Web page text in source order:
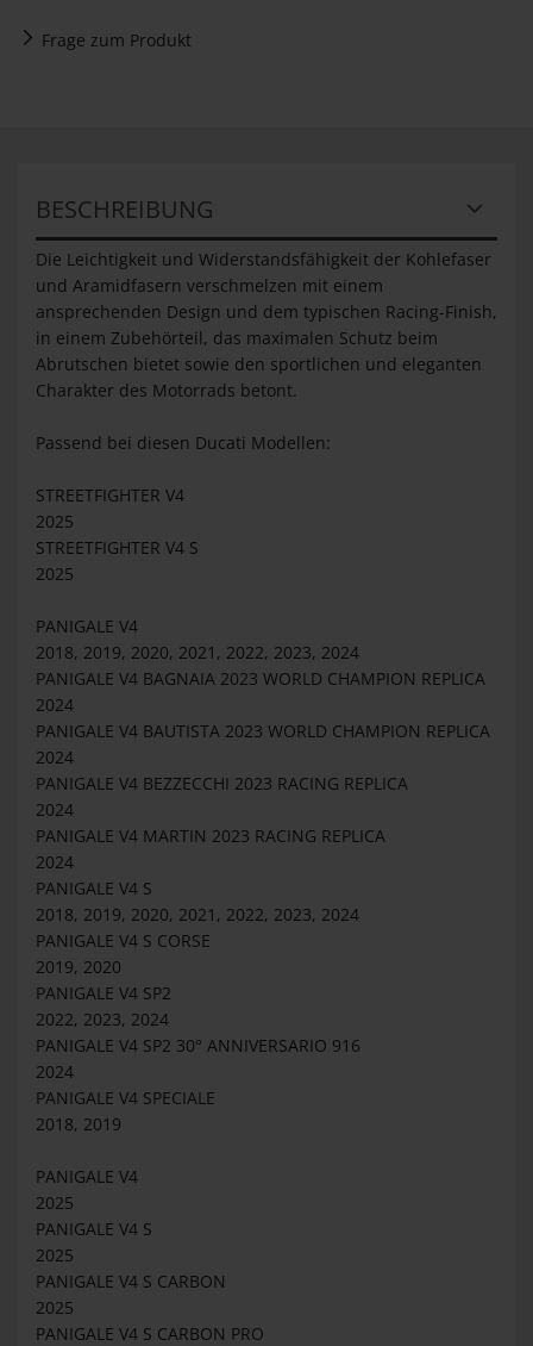
Frage zum Produkt
BESCHREIBUNG
Die Leichtigkeit und Widerstandsfähigkeit der Kohlefaser
und Aramidfasern verschmelzen mit einem
ansprechenden Design und dem typischen Racing-Finish,
in einem Zubehörteil, das maximalen Schutz beim
Abrutschen bietet sowie den sportlichen und eleganten
Charakter des Motorrads betont.
Passend bei diesen Ducati Modellen:
STREETFIGHTER V4
2025
STREETFIGHTER V4 S
2025
PANIGALE V4
2018, 2019, 2020, 2021, 2022, 2023, 2024
PANIGALE V4 BAGNAIA 2023 WORLD CHAMPION REPLICA
2024
PANIGALE V4 BAUTISTA 2023 WORLD CHAMPION REPLICA
2024
PANIGALE V4 BEZZECCHI 2023 RACING REPLICA
2024
PANIGALE V4 MARTIN 2023 RACING REPLICA
2024
PANIGALE V4 S
2018, 2019, 2020, 2021, 2022, 2023, 2024
PANIGALE V4 S CORSE
2019, 2020
PANIGALE V4 SP2
2022, 2023, 2024
PANIGALE V4 SP2 30° ANNIVERSARIO 916
2024
PANIGALE V4 SPECIALE
2018, 2019
PANIGALE V4
2025
PANIGALE V4 S
2025
PANIGALE V4 S CARBON
2025
PANIGALE V4 S CARBON PRO